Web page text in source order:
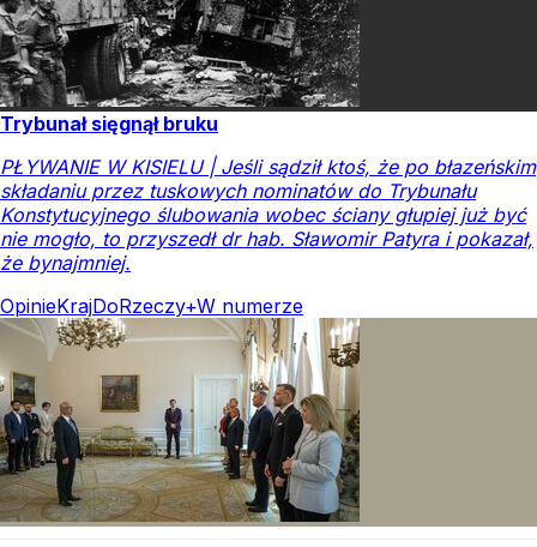
Trybunał sięgnął bruku
PŁYWANIE W KISIELU | Jeśli sądził ktoś, że po błazeńskim
składaniu przez tuskowych nominatów do Trybunału
Konstytucyjnego ślubowania wobec ściany głupiej już być
nie mogło, to przyszedł dr hab. Sławomir Patyra i pokazał,
że bynajmniej.
OpinieKrajDoRzeczy+W numerze